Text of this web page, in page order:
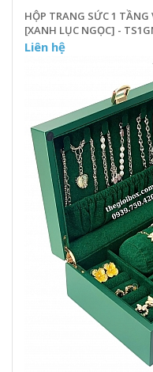
HỘP TRANG SỨC 1
[XANH LỤC NGỌC] -
Liên hệ